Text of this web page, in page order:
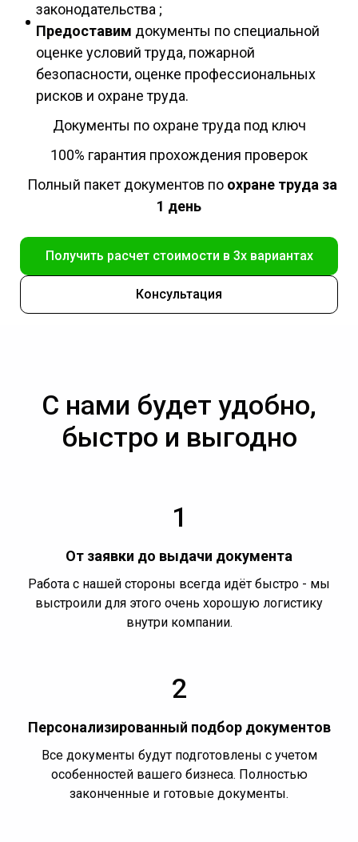
законодательства ;
Предоставим документы по специальной
оценке условий труда, пожарной
безопасности, оценке профессиональных
рисков и охране труда.
Документы по охране труда под ключ
100% гарантия прохождения проверок
Полный пакет документов по охране труда за
1 день
Получить расчет стоимости в 3х вариантах
Консультация
С нами будет удобно,
быстро и выгодно
1
От заявки до выдачи документа
Работа с нашей стороны всегда идёт быстро - мы
выстроили для этого очень хорошую логистику
внутри компании.
2
Персонализированный подбор документов
Все документы будут подготовлены с учетом
особенностей вашего бизнеса. Полностью
законченные и готовые документы.